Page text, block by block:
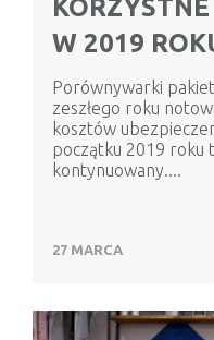
W 2019
Porównywarki
zeszłego roku
kosztów
początku 2019 roku
kontynuowany....
27 MARCA